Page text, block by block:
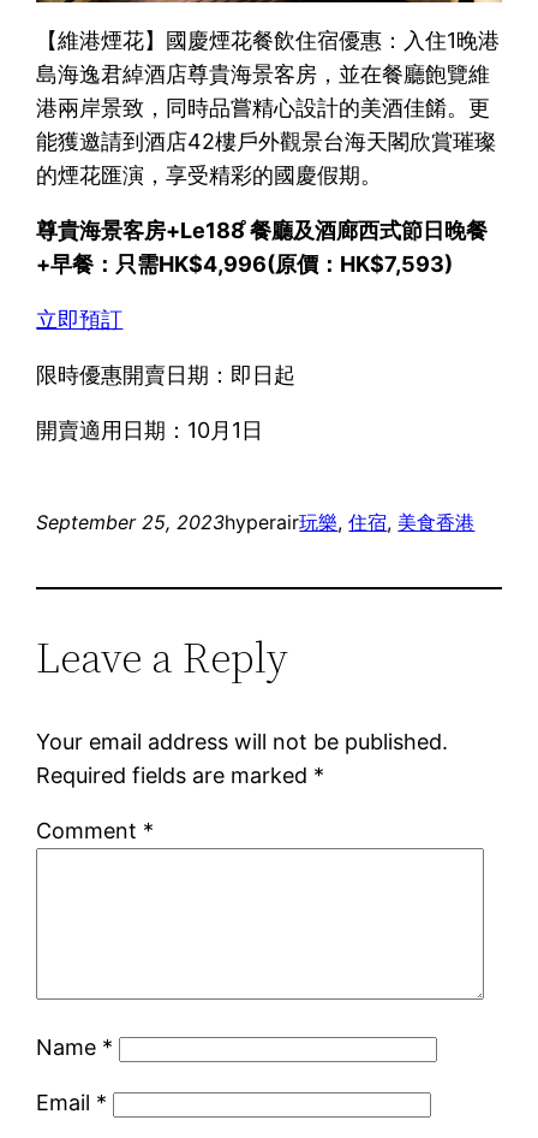
【維港煙花】國慶煙花餐飲住宿優惠：入住1晚港
島海逸君綽酒店尊貴海景客房，並在餐廳飽覽維
港兩岸景致，同時品嘗精心設計的美酒佳餚。更
能獲邀請到酒店42樓戶外觀景台海天閣欣賞璀璨
的煙花匯演，享受精彩的國慶假期。
尊貴海景客房+Le188 ̊餐廳及酒廊西式節日晚餐
+早餐：只需HK$4,996(原價：HK$7,593)
立即預訂
限時優惠開賣日期：即日起
開賣適用日期：10月1日
September 25, 2023hyperair玩樂, 住宿, 美食香港
Leave a Reply
Your email address will not be published.
Required fields are marked *
Comment *
Name *
Email *